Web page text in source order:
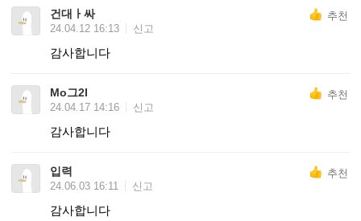
건대ㅏ싸
추천
24.04.12 16:13
신고
감사합니다
Mo그2I
추천
24.04.17 14:16
신고
감사합니다
입력
추천
24.06.03 16:11
신고
감사합니다